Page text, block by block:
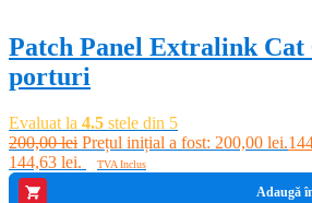
Patch Panel Extralink Cat
porturi
Evaluat la 4.5 stele din 5
200,00lei Prețul inițial a fost: 200,00 lei.
144,63 lei.
TVA Inclus
Adaugă